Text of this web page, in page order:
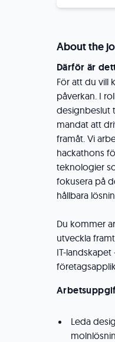
About the
Därför är
För att du vill
påverkan. I
designbeslut
mandat att
framåt. Vi
hackathons
teknologier
fokusera på
hållbara
Du kommer
utveckla
IT-
Leda